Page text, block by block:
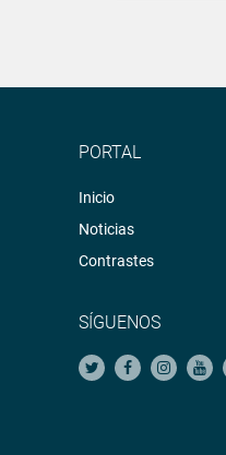
PORTAL
Inicio
Noticias
Contrastes
SÍGUENOS